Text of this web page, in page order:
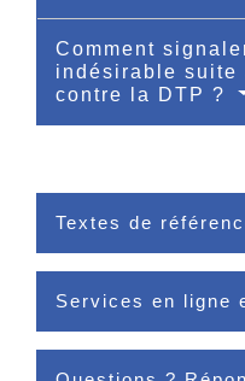
Comment
indésirable suite
contre la DTP ?
Textes de
Services en ligne